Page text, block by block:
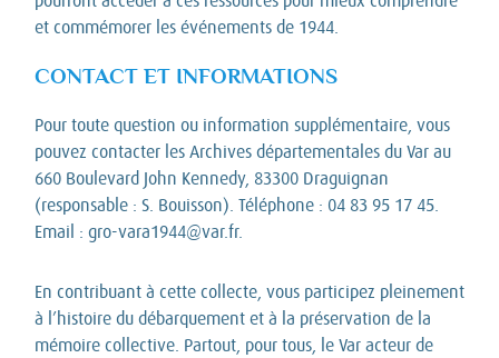
et commémorer les événements de 1944.
CONTACT ET INFORMATIONS
Pour toute question ou information supplémentaire, vous
pouvez contacter les Archives départementales du Var au
660 Boulevard John Kennedy, 83300 Draguignan
(responsable : S. Bouisson). Téléphone : 04 83 95 17 45.
Email : gro-vara1944@var.fr.
En contribuant à cette collecte, vous participez pleinement
à l’histoire du débarquement et à la préservation de la
mémoire collective. Partout, pour tous, le Var acteur de